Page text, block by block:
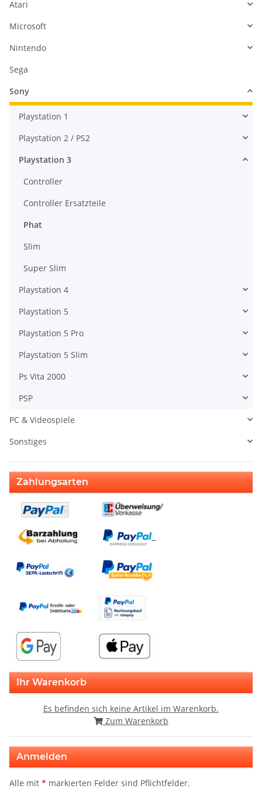
Atari
Microsoft
Nintendo
Sega
Sony
Playstation 1
Playstation 2 / PS2
Playstation 3
Controller
Controller Ersatzteile
Phat
Slim
Super Slim
Playstation 4
Playstation 5
Playstation 5 Pro
Playstation 5 Slim
Ps Vita 2000
PSP
PC & Videospiele
Sonstiges
Zahlungsarten
Ihr Warenkorb
Es befinden sich keine Artikel im Warenkorb.
Zum Warenkorb
Anmelden
Alle mit * markierten Felder sind Pflichtfelder.